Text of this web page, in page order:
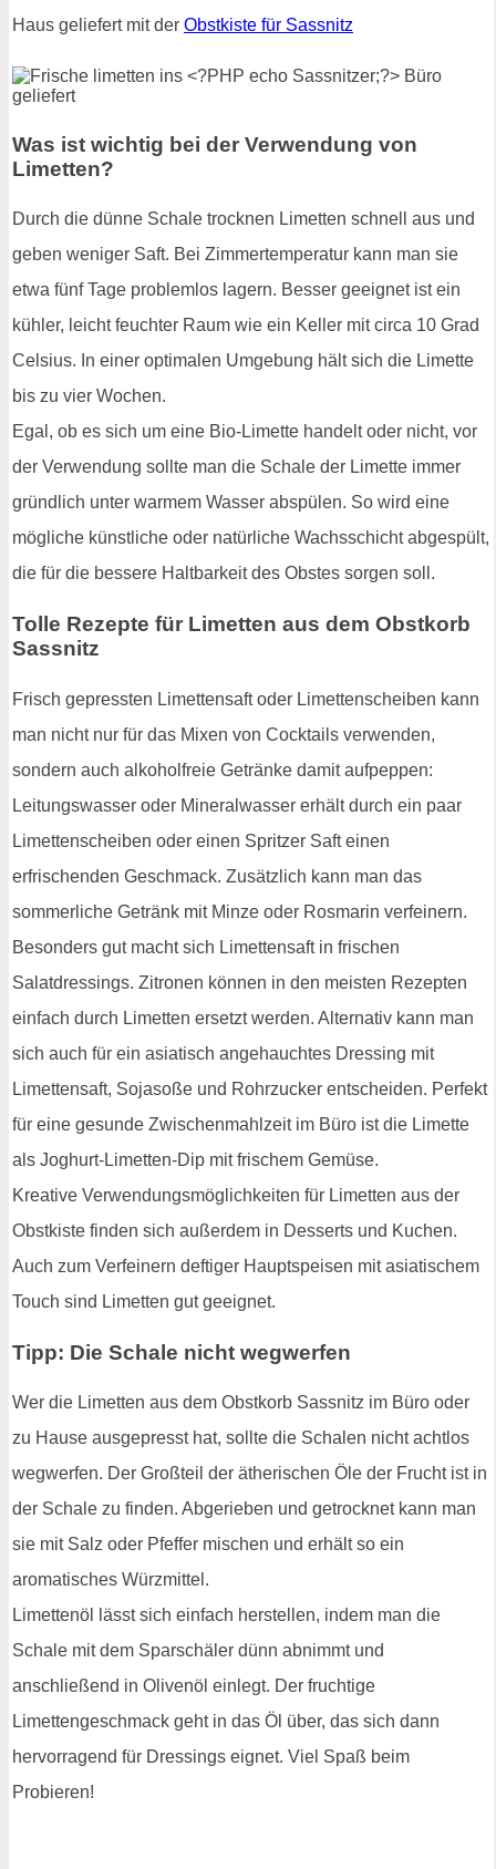
Haus geliefert mit der Obstkiste für Sassnitz
Was ist wichtig bei der Verwendung von
Limetten?
Durch die dünne Schale trocknen Limetten schnell aus und
geben weniger Saft. Bei Zimmertemperatur kann man sie
etwa fünf Tage problemlos lagern. Besser geeignet ist ein
kühler, leicht feuchter Raum wie ein Keller mit circa 10 Grad
Celsius. In einer optimalen Umgebung hält sich die Limette
bis zu vier Wochen.
Egal, ob es sich um eine Bio-Limette handelt oder nicht, vor
der Verwendung sollte man die Schale der Limette immer
gründlich unter warmem Wasser abspülen. So wird eine
mögliche künstliche oder natürliche Wachsschicht abgespült,
die für die bessere Haltbarkeit des Obstes sorgen soll.
Tolle Rezepte für Limetten aus dem Obstkorb
Sassnitz
Frisch gepressten Limettensaft oder Limettenscheiben kann
man nicht nur für das Mixen von Cocktails verwenden,
sondern auch alkoholfreie Getränke damit aufpeppen:
Leitungswasser oder Mineralwasser erhält durch ein paar
Limettenscheiben oder einen Spritzer Saft einen
erfrischenden Geschmack. Zusätzlich kann man das
sommerliche Getränk mit Minze oder Rosmarin verfeinern.
Besonders gut macht sich Limettensaft in frischen
Salatdressings. Zitronen können in den meisten Rezepten
einfach durch Limetten ersetzt werden. Alternativ kann man
sich auch für ein asiatisch angehauchtes Dressing mit
Limettensaft, Sojasoße und Rohrzucker entscheiden. Perfekt
für eine gesunde Zwischenmahlzeit im Büro ist die Limette
als Joghurt-Limetten-Dip mit frischem Gemüse.
Kreative Verwendungsmöglichkeiten für Limetten aus der
Obstkiste finden sich außerdem in Desserts und Kuchen.
Auch zum Verfeinern deftiger Hauptspeisen mit asiatischem
Touch sind Limetten gut geeignet.
Tipp: Die Schale nicht wegwerfen
Wer die Limetten aus dem Obstkorb Sassnitz im Büro oder
zu Hause ausgepresst hat, sollte die Schalen nicht achtlos
wegwerfen. Der Großteil der ätherischen Öle der Frucht ist in
der Schale zu finden. Abgerieben und getrocknet kann man
sie mit Salz oder Pfeffer mischen und erhält so ein
aromatisches Würzmittel.
Limettenöl lässt sich einfach herstellen, indem man die
Schale mit dem Sparschäler dünn abnimmt und
anschließend in Olivenöl einlegt. Der fruchtige
Limettengeschmack geht in das Öl über, das sich dann
hervorragend für Dressings eignet. Viel Spaß beim
Probieren!